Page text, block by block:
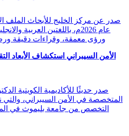
صدر عن مركز الخليج للأبحاث الملف
عام 2026م، باللغتين العربية
ورؤى معمقة، وقراءات دقيقة
الأمن السيبراني استكشاف الأبعاد
المتخصصة في الأمن السيبراني، والتي
التخصص من جامعة بليموث في